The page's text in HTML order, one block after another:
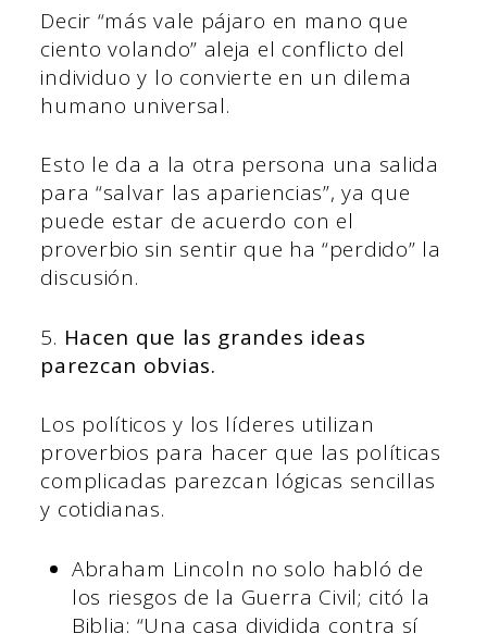
Decir “más vale pájaro en mano que
ciento volando” aleja el conflicto del
individuo y lo convierte en un dilema
humano universal.
Esto le da a la otra persona una salida
para “salvar las apariencias”, ya que
puede estar de acuerdo con el
proverbio sin sentir que ha “perdido” la
discusión.
5. Hacen que las grandes ideas
parezcan obvias.
Los políticos y los líderes utilizan
proverbios para hacer que las políticas
complicadas parezcan lógicas sencillas
y cotidianas.
Abraham Lincoln no solo habló de
los riesgos de la Guerra Civil; citó la
Biblia: “Una casa dividida contra sí